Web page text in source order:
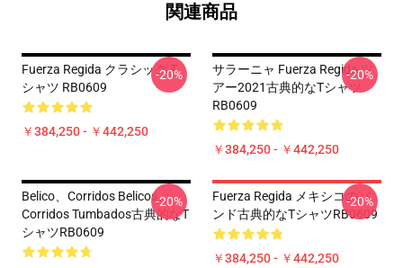
関連商品
Fuerza Regida クラシック T
シャツ RB0609
￥384,250 - ￥442,250
-20%
サラーニャ Fuerza Regida ツ
アー2021古典的なTシャツ
RB0609
￥384,250 - ￥442,250
-20%
Belico、Corridos Belicos、
Corridos Tumbados古典的なT
シャツRB0609
-20%
Fuerza Regida メキシコのバ
ンド古典的なTシャツRB0609
￥384,250 - ￥442,250
-20%